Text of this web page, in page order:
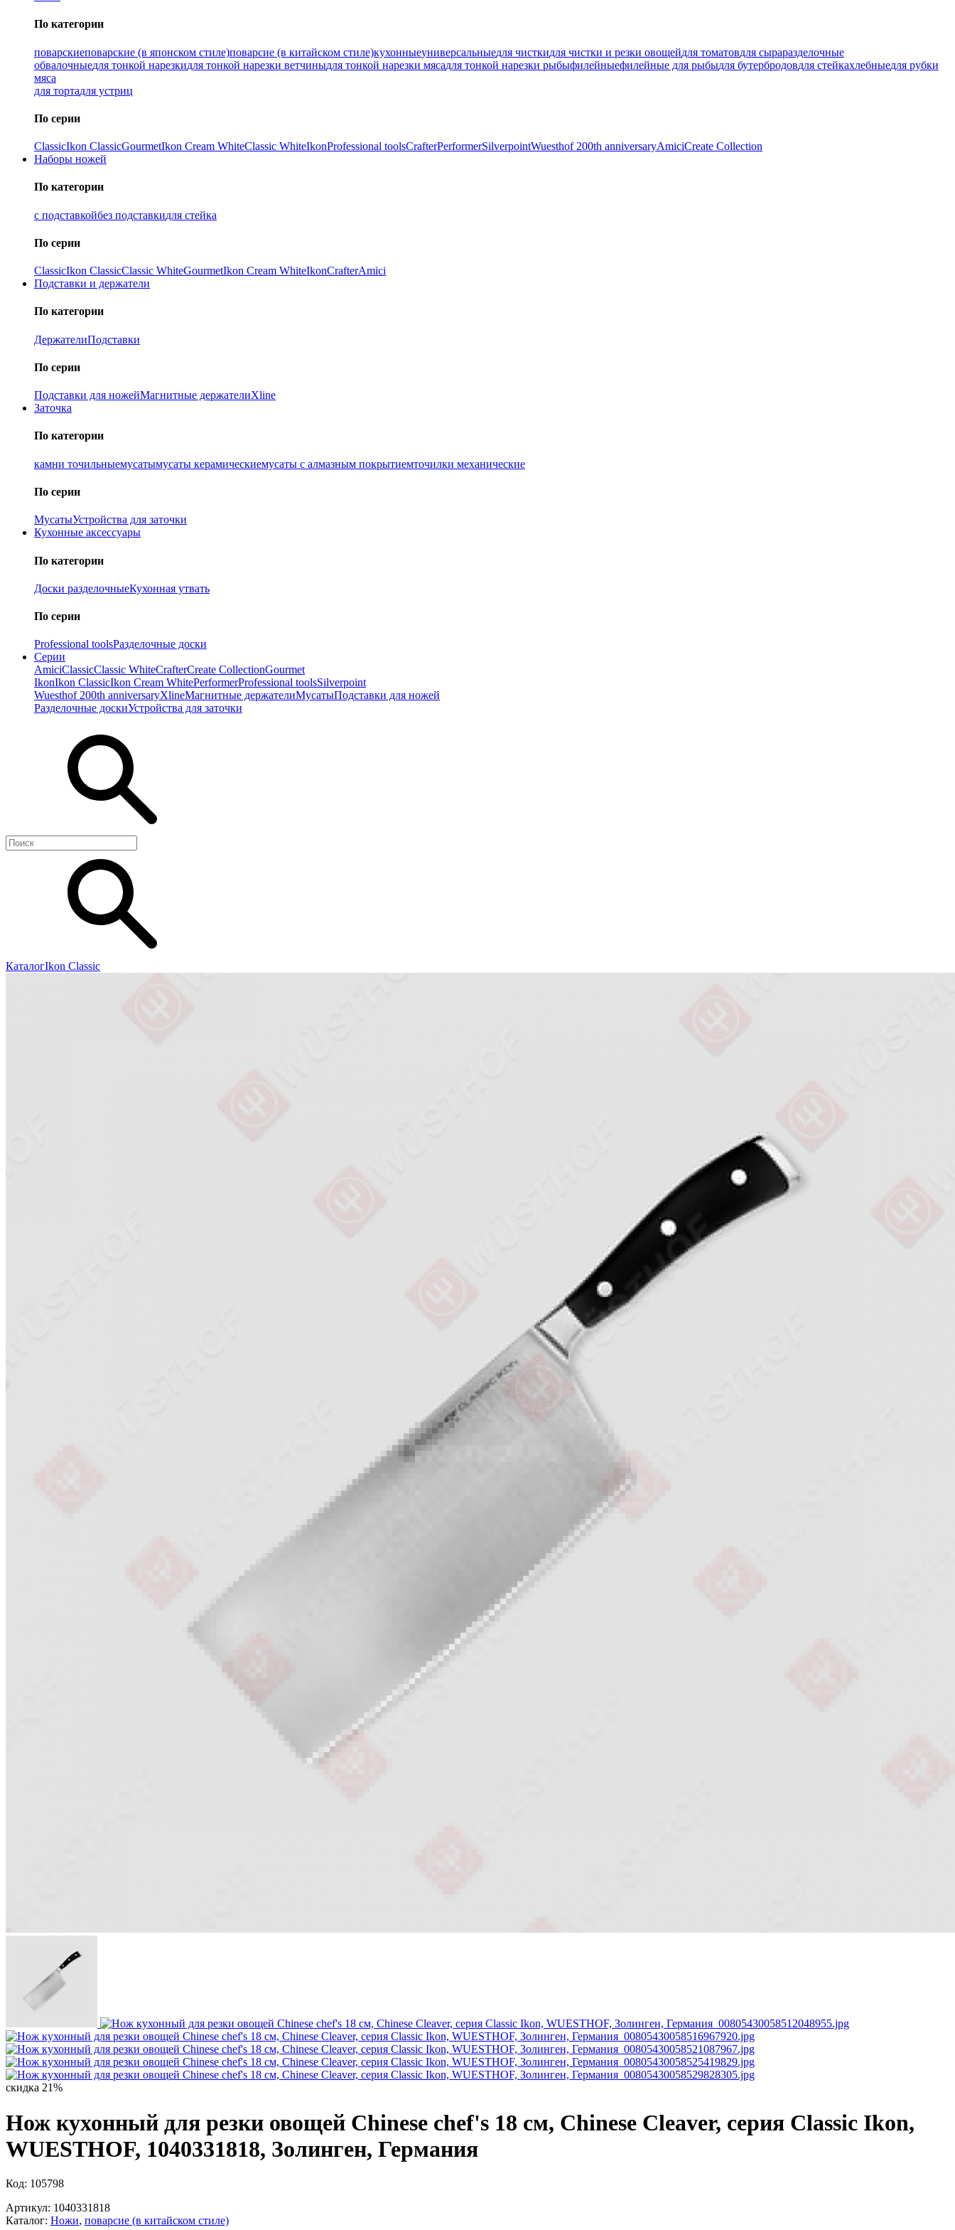
По категории
поварскиеповарские (в японском стиле)поварсие (в китайском стиле)кухонныеуниверсальныедля чисткидля чистки и резки овощейдля томатовдля сыраразделочные
обвалочныедля тонкой нарезкидля тонкой нарезки ветчиныдля тонкой нарезки мясадля тонкой нарезки рыбыфилейныефилейные для рыбыдля бутербродовдля стейкахлебныедля рубки
мяса
для тортадля устриц
По серии
ClassicIkon ClassiсGourmetIkon Cream WhiteClassic WhiteIkonProfessional toolsCrafterPerformerSilverpointWuesthof 200th anniversaryAmiciCreate Collection
Наборы ножей
По категории
с подставкойбез подставкидля стейка
По серии
ClassicIkon ClassiсClassic WhiteGourmetIkon Cream WhiteIkonCrafterAmici
Подставки и держатели
По категории
ДержателиПодставки
По серии
Подставки для ножейМагнитные держателиXline
Заточка
По категории
камни точильныемусатымусаты керамическиемусаты с алмазным покрытиемточилки механические
По серии
МусатыУстройства для заточки
Кухонные аксессуары
По категории
Доски разделочныеКухонная утвать
По серии
Professional toolsРазделочные доски
Серии
AmiciClassicClassic WhiteCrafterCreate CollectionGourmet
IkonIkon ClassiсIkon Cream WhitePerformerProfessional toolsSilverpoint
Wuesthof 200th anniversaryXlineМагнитные держателиМусатыПодставки для ножей
Разделочные доскиУстройства для заточки
КаталогIkon Classiс
скидка 21%
Нож кухонный для резки овощей Chinese chef's 18 см, Chinese Cleaver, серия Classic Ikon,
WUESTHOF, 1040331818, Золинген, Германия
Код: 105798
Артикул: 1040331818
Каталог: Ножи, поварсие (в китайском стиле)